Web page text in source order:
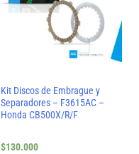
Kit Discos de Embrague y
Separadores – F3615AC –
Honda CB500X/R/F
$130.000